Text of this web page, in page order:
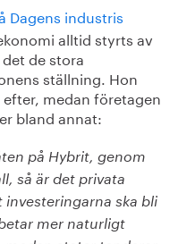
Dagens industris
alltid styrts av
de stora
ställning. Hon
medan företagen
bland annat:
på Hybrit, genom
så är det privata
ska bli
mer naturligt